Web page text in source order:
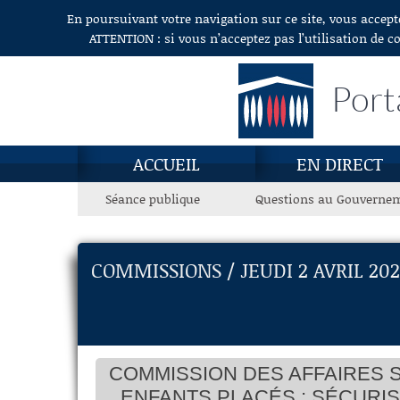
Aller au contenuEn poursuivant votre navigation sur ce site, vous
ATTENTION : si vous n’acceptez pas l’utilisation
ACCUEIL EN DIRECT
Séance publique Questions au
COMMISSIONS / JEUDI 2 AVRIL
COMMISSION DES AFFAIRES